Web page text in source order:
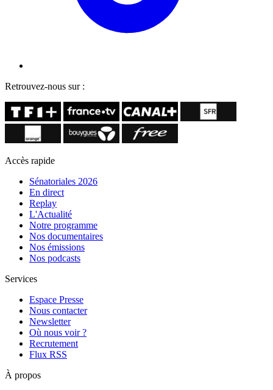
Retrouvez-nous sur :
Accès rapide
Sénatoriales 2026
En direct
Replay
L'Actualité
Notre programme
Nos documentaires
Nos émissions
Nos podcasts
Services
Espace Presse
Nous contacter
Newsletter
Où nous voir ?
Recrutement
Flux RSS
À propos